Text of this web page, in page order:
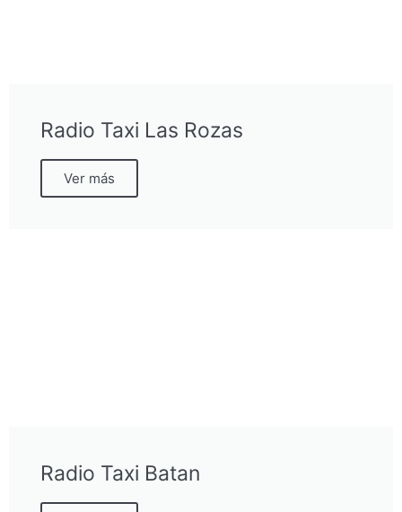
Radio Taxi Las Rozas
Ver más
Radio Taxi Batan